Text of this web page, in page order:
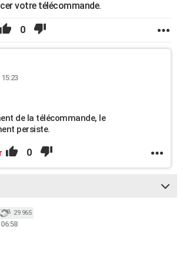
votre télécommande.
0
15:23
de la télécommande, le
persiste.
0
29 965